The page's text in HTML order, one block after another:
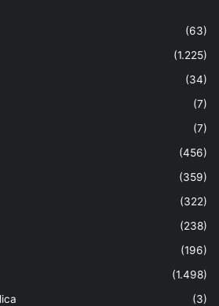
(63)
(1.225)
(34)
(7)
(7)
(456)
(359)
(322)
(238)
(196)
(1.498)
(3)